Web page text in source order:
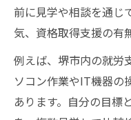
前に見学や相談を通じ
気、資格取得支援の有
例えば、堺市内の就労
ソコン作業やIT機器の
あります。自分の目標